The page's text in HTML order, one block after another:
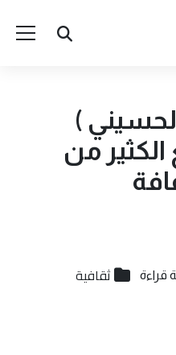
)
تضع الكثير من
ثقافية